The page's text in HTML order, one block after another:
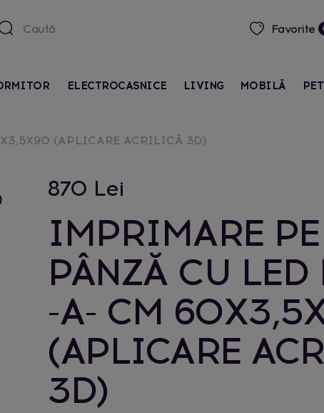
Favorite
ELECTROCASNICE LIVING MOBILĂ
(APLICARE ACRILICĂ 3D)
870 Lei
IMPRIMARE PE
PÂNZĂ CU LED
-A- CM
(APLICARE
3D)